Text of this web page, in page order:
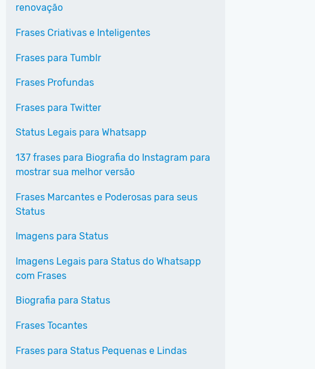
renovação
Frases Criativas e Inteligentes
Frases para Tumblr
Frases Profundas
Frases para Twitter
Status Legais para Whatsapp
137 frases para Biografia do Instagram para
mostrar sua melhor versão
Frases Marcantes e Poderosas para seus
Status
Imagens para Status
Imagens Legais para Status do Whatsapp
com Frases
Biografia para Status
Frases Tocantes
Frases para Status Pequenas e Lindas